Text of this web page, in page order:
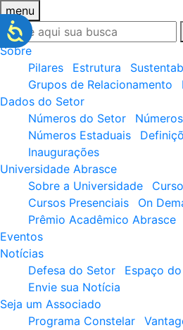
menu
Sobre
Pilares
Estrutura
Grupos de Relacionamento
Dados do Setor
Números do Setor
Números Estaduais
Inaugurações
Universidade Abrasce
Sobre a Universidade
Cursos Presenciais
On
Prêmio Acadêmico Abrasce
Eventos
Notícias
Defesa do Setor
Espaço
Envie sua Notícia
Seja um Associado
Programa Constelar